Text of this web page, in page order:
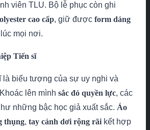
viên TLU. Bộ lễ phục còn ghi
cao cấp, giữ được form dáng
mọi nơi.
Tiến sĩ
là biểu tượng của sự uy nghi và
lên mình sắc đỏ quyền lực, các
những bậc học giả xuất sắc. Áo
thụng, tay cánh dơi rộng rãi kết hợp